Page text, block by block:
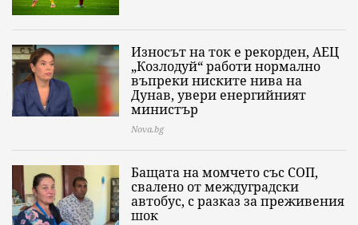
Износът на ток е рекорден, АЕЦ
„Козлодуй“ работи нормално
въпреки ниските нива на
Дунав, увери енергийният
министър
Nova.bg
Бащата на момчето със СОП,
свалено от междуградски
автобус, с разказ за преживения
шок